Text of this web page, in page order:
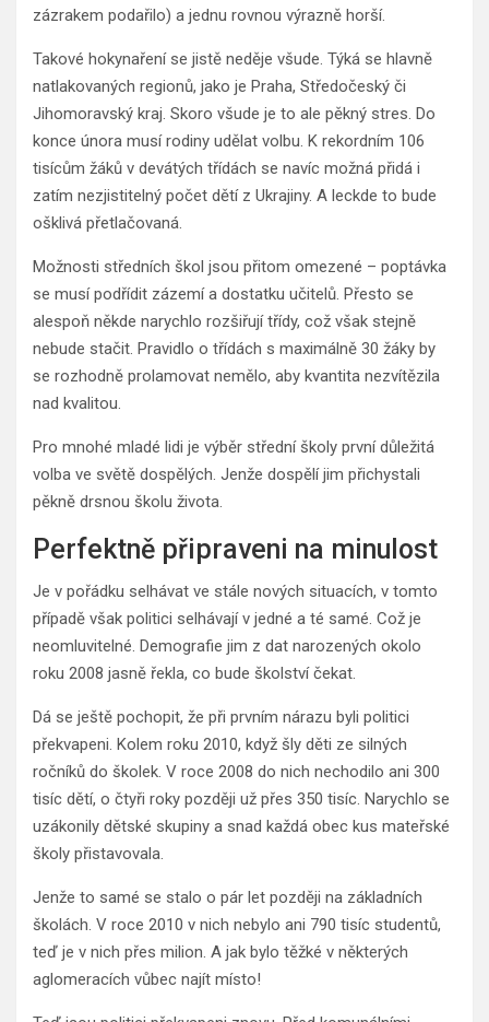
zázrakem podařilo) a jednu rovnou výrazně horší.
Takové hokynaření se jistě neděje všude. Týká se hlavně
natlakovaných regionů, jako je Praha, Středočeský či
Jihomoravský kraj. Skoro všude je to ale pěkný stres. Do
konce února musí rodiny udělat volbu. K rekordním 106
tisícům žáků v devátých třídách se navíc možná přidá i
zatím nezjistitelný počet dětí z Ukrajiny. A leckde to bude
ošklivá přetlačovaná.
Možnosti středních škol jsou přitom omezené – poptávka
se musí podřídit zázemí a dostatku učitelů. Přesto se
alespoň někde narychlo rozšiřují třídy, což však stejně
nebude stačit. Pravidlo o třídách s maximálně 30 žáky by
se rozhodně prolamovat nemělo, aby kvantita nezvítězila
nad kvalitou.
Pro mnohé mladé lidi je výběr střední školy první důležitá
volba ve světě dospělých. Jenže dospělí jim přichystali
pěkně drsnou školu života.
Perfektně připraveni na minulost
Je v pořádku selhávat ve stále nových situacích, v tomto
případě však politici selhávají v jedné a té samé. Což je
neomluvitelné. Demografie jim z dat narozených okolo
roku 2008 jasně řekla, co bude školství čekat.
Dá se ještě pochopit, že při prvním nárazu byli politici
překvapeni. Kolem roku 2010, když šly děti ze silných
ročníků do školek. V roce 2008 do nich nechodilo ani 300
tisíc dětí, o čtyři roky později už přes 350 tisíc. Narychlo se
uzákonily dětské skupiny a snad každá obec kus mateřské
školy přistavovala.
Jenže to samé se stalo o pár let později na základních
školách. V roce 2010 v nich nebylo ani 790 tisíc studentů,
teď je v nich přes milion. A jak bylo těžké v některých
aglomeracích vůbec najít místo!